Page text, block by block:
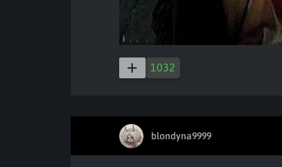
1032
blondyna9999